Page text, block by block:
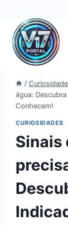
Pular
para
Conteúdo
/
água:
Conhecem!
CURIOSIDADES
Sinais